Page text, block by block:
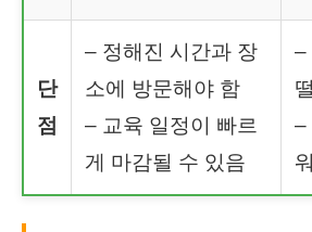
단
점
– 정해진 시간과 장
소에 방문해야 함
– 교육 일정이 빠르
게 마감될 수 있음
–
–